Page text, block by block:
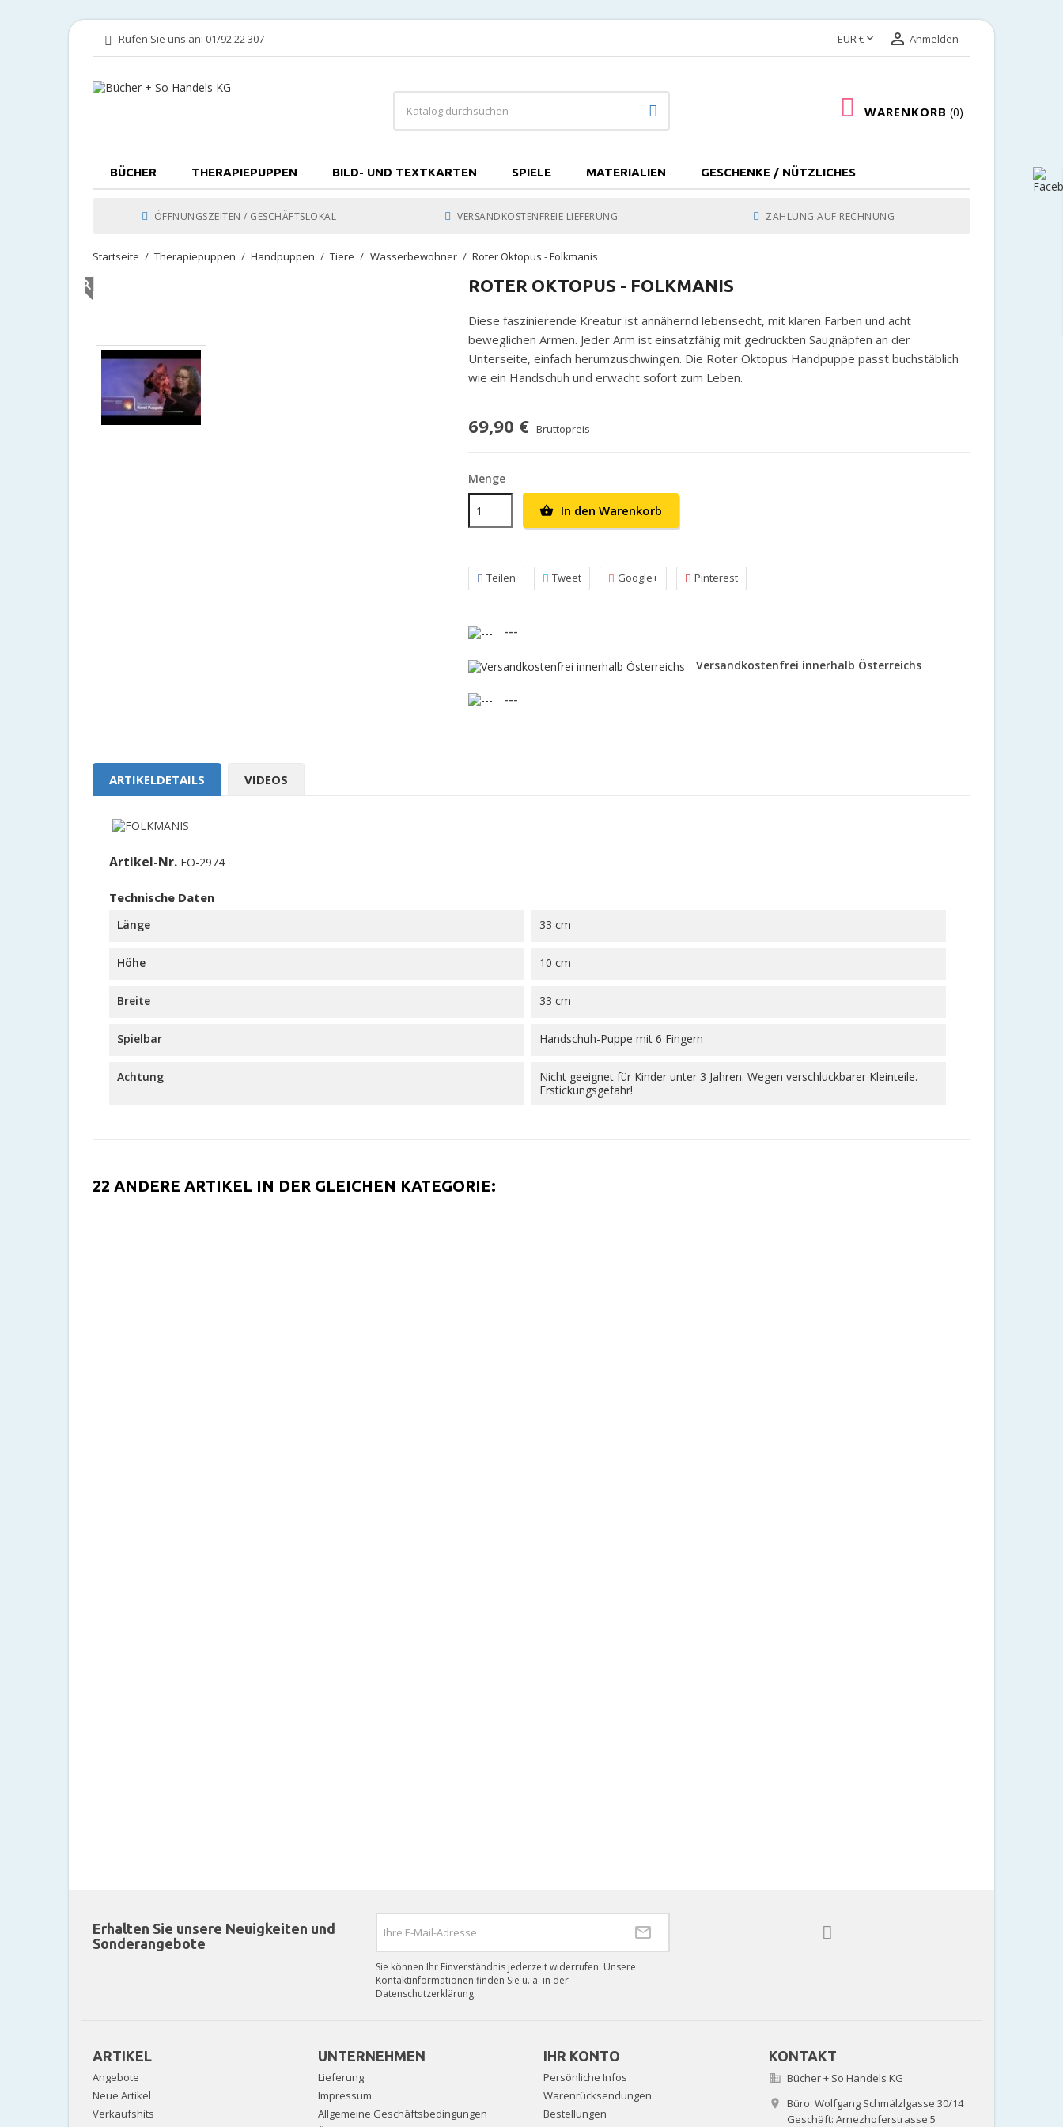
Rufen Sie uns an: 01/92 22 307 EUR €  Anmelden
WARENKORB 0
BÜCHER THERAPIEPUPPEN BILD- UND TEXTKARTEN SPIELE MATERIALIEN GESCHENKE / NÜTZLICHES
ÖFFNUNGSZEITEN / GESCHÄFTSLOKAL VERSANDKOSTENFREIE LIEFERUNG ZAHLUNG AUF RECHNUNG
Startseite Therapiepuppen Handpuppen Tiere Wasserbewohner Roter Oktopus - Folkmanis
ROTER OKTOPUS - FOLKMANIS
Diese faszinierende Kreatur ist annähernd lebensecht, mit klaren Farben und acht
beweglichen Armen. Jeder Arm ist einsatzfähig mit gedruckten Saugnäpfen an der
Unterseite, einfach herumzuschwingen. Die Roter Oktopus Handpuppe passt buchstäblich
wie ein Handschuh und erwacht sofort zum Leben.
69,90 € Bruttopreis
Menge
 In den Warenkorb
Teilen Tweet Google+ Pinterest
---
Versandkostenfrei innerhalb Österreichs
---
ARTIKELDETAILS VIDEOS
Artikel-Nr. FO-2974
Technische Daten
Länge 33 cm
Höhe 10 cm
Breite 33 cm
Spielbar Handschuh-Puppe mit 6 Fingern
Achtung
Nicht geeignet für Kinder unter 3 Jahren. Wegen verschluckbarer Kleinteile.
Erstickungsgefahr!
22 ANDERE ARTIKEL IN DER GLEICHEN KATEGORIE:
Erhalten Sie unsere Neuigkeiten und
Sonderangebote
Sie können Ihr Einverständnis jederzeit widerrufen. Unsere
Kontaktinformationen finden Sie u. a. in der
Datenschutzerklärung.
ARTIKEL
Angebote
Neue Artikel
Verkaufshits
UNTERNEHMEN
Lieferung
Impressum
Allgemeine Geschäftsbedingungen
IHR KONTO
Persönliche Infos
Warenrücksendungen
Bestellungen
KONTAKT
 Bücher + So Handels KG

Büro: Wolfgang Schmälzlgasse 30/14
Geschäft: Arnezhoferstrasse 5